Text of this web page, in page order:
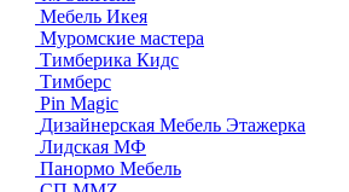
Мебель Икея
Муромские мастера
Тимберика Кидс
Тимберс
Pin Magic
Дизайнерская Мебель Этажерка
Лидская МФ
Панормо Мебель